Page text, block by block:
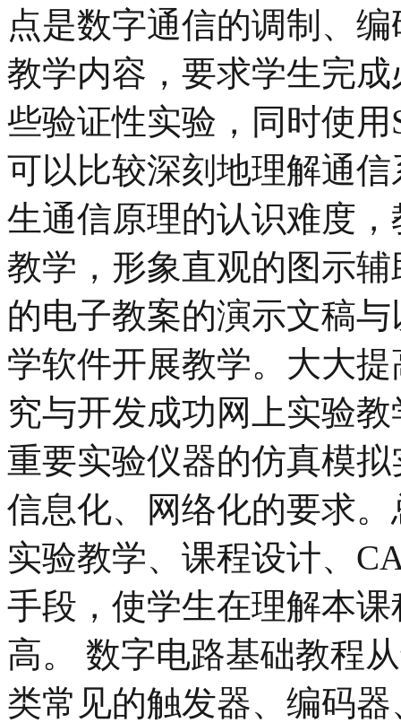
点是数字通信的调制、
教学内容，要求学生完
些验证性实验，同时使用
可以比较深刻地理解通
生通信原理的认识难度
教学，形象直观的图示
的电子教案的演示文稿
学软件开展教学。大大
究与开发成功网上实验
重要实验仪器的仿真模
信息化、网络化的要求
实验教学、课程设计、
手段，使学生在理解本
高。 数字电路基础教程
类常见的触发器、编码